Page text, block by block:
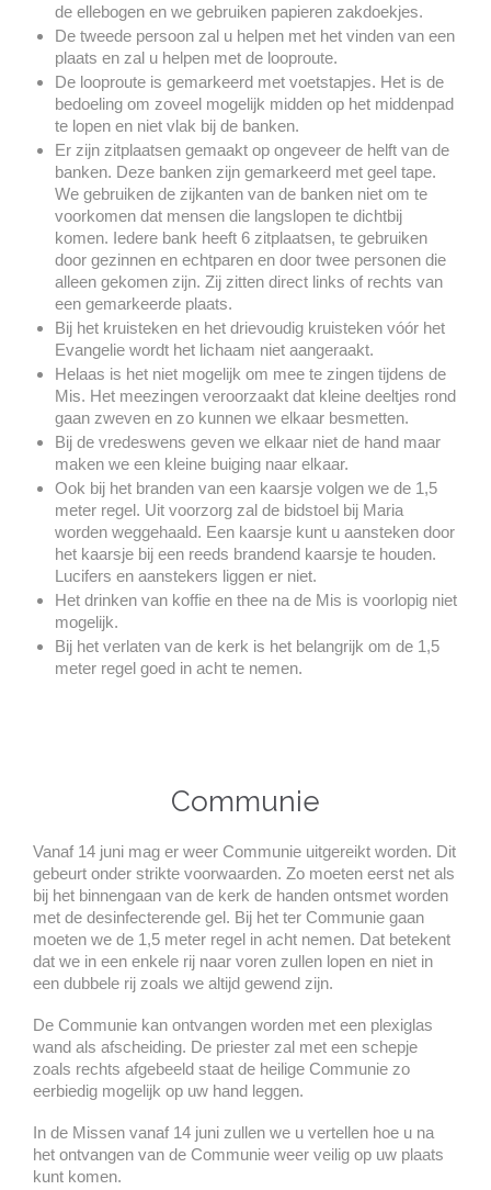
de ellebogen en we gebruiken papieren zakdoekjes.
De tweede persoon zal u helpen met het vinden van een
plaats en zal u helpen met de looproute.
De looproute is gemarkeerd met voetstapjes. Het is de
bedoeling om zoveel mogelijk midden op het middenpad
te lopen en niet vlak bij de banken.
Er zijn zitplaatsen gemaakt op ongeveer de helft van de
banken. Deze banken zijn gemarkeerd met geel tape.
We gebruiken de zijkanten van de banken niet om te
voorkomen dat mensen die langslopen te dichtbij
komen. Iedere bank heeft 6 zitplaatsen, te gebruiken
door gezinnen en echtparen en door twee personen die
alleen gekomen zijn. Zij zitten direct links of rechts van
een gemarkeerde plaats.
Bij het kruisteken en het drievoudig kruisteken vóór het
Evangelie wordt het lichaam niet aangeraakt.
Helaas is het niet mogelijk om mee te zingen tijdens de
Mis. Het meezingen veroorzaakt dat kleine deeltjes rond
gaan zweven en zo kunnen we elkaar besmetten.
Bij de vredeswens geven we elkaar niet de hand maar
maken we een kleine buiging naar elkaar.
Ook bij het branden van een kaarsje volgen we de 1,5
meter regel. Uit voorzorg zal de bidstoel bij Maria
worden weggehaald. Een kaarsje kunt u aansteken door
het kaarsje bij een reeds brandend kaarsje te houden.
Lucifers en aanstekers liggen er niet.
Het drinken van koffie en thee na de Mis is voorlopig niet
mogelijk.
Bij het verlaten van de kerk is het belangrijk om de 1,5
meter regel goed in acht te nemen.
Communie
Vanaf 14 juni mag er weer Communie uitgereikt worden. Dit
gebeurt onder strikte voorwaarden. Zo moeten eerst net als
bij het binnengaan van de kerk de handen ontsmet worden
met de desinfecterende gel. Bij het ter Communie gaan
moeten we de 1,5 meter regel in acht nemen. Dat betekent
dat we in een enkele rij naar voren zullen lopen en niet in
een dubbele rij zoals we altijd gewend zijn.
De Communie kan ontvangen worden met een plexiglas
wand als afscheiding. De priester zal met een schepje
zoals rechts afgebeeld staat de heilige Communie zo
eerbiedig mogelijk op uw hand leggen.
In de Missen vanaf 14 juni zullen we u vertellen hoe u na
het ontvangen van de Communie weer veilig op uw plaats
kunt komen.